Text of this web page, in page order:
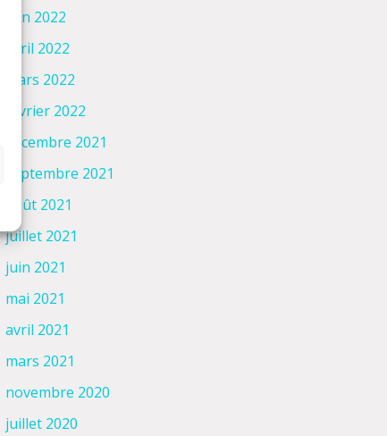
juin 2022
avril 2022
mars 2022
février 2022
décembre 2021
septembre 2021
août 2021
juillet 2021
juin 2021
mai 2021
avril 2021
mars 2021
novembre 2020
juillet 2020